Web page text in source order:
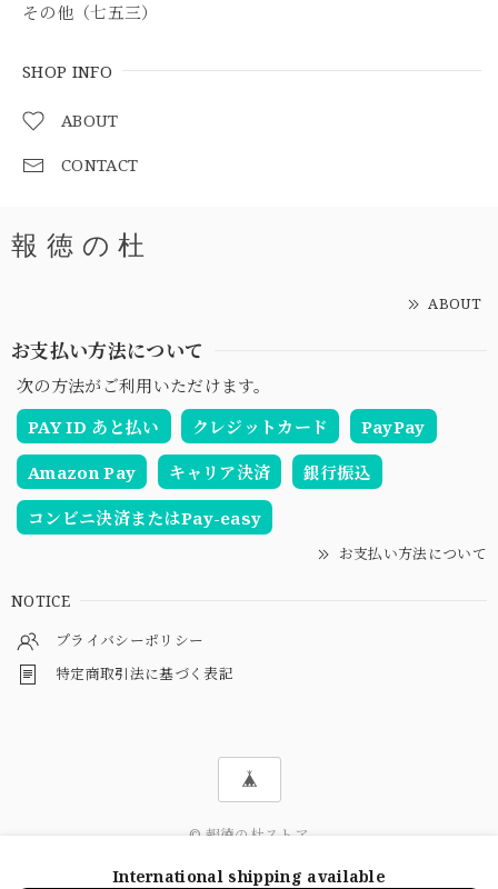
その他（七五三）
SHOP INFO
ABOUT
CONTACT
報 徳 の 杜
ABOUT
お支払い方法について
次の方法がご利用いただけます。
PAY ID あと払い
クレジットカード PayPay
Amazon Pay キャリア決済 銀行振込
コンビニ決済またはPay-easy
お支払い方法について
NOTICE
プライバシーポリシー
特定商取引法に基づく表記
© 報徳の杜ストア
International shipping available